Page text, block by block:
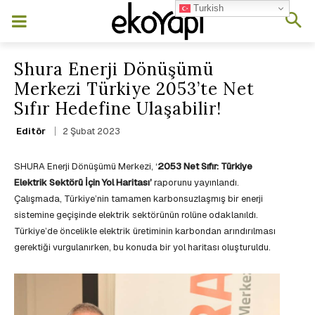
Shura Enerji Dönüşümü
Merkezi Türkiye 2053’te Net
Sıfır Hedefine Ulaşabilir!
Editör 2 Şubat 2023
SHURA Enerji Dönüşümü Merkezi, ‘2053 Net Sıfır: Türkiye
Elektrik Sektörü İçin Yol Haritası’raporunu yayınlandı.
Çalışmada, Türkiye’nin tamamen karbonsuzlaşmış bir enerji
sistemine geçişinde elektrik sektörünün rolüne odaklanıldı.
Türkiye’de öncelikle elektrik üretiminin karbondan arındırılması
gerektiği vurgulanırken, bu konuda bir yol haritası oluşturuldu.
Turkish